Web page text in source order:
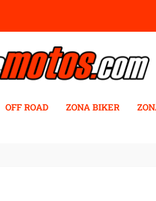
OFF ROAD ZONA BIKER